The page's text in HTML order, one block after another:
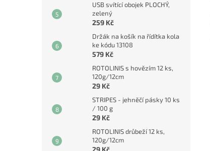
USB svítící obojek PLOCHÝ,
zelený
259 Kč
Držák na košík na řídítka kola
ke kódu 13108
579 Kč
ROTOLINIS s hovězím 12 ks,
120g/12cm
29 Kč
STRIPES - jehněčí pásky 10 ks
/ 100 g
29 Kč
ROTOLINIS drůbeží 12 ks,
120g/12cm